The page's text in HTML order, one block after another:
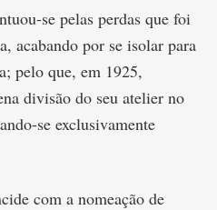
se pelas perdas que foi
acabando por se isolar para
pelo que, em 1925,
divisão do seu atelier no
se exclusivamente
com a nomeação de